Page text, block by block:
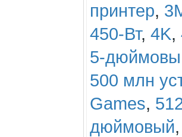
принтер,
450-Вт, 4K,
5-
500 млн
Games,
дюймовый